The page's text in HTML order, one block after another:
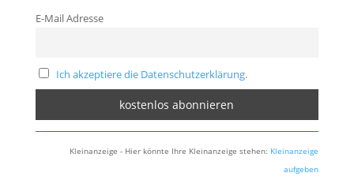
E-Mail Adresse
Ich akzeptiere die Datenschutzerklärung.
Kleinanzeige - Hier könnte Ihre Kleinanzeige stehen: Kleinanzeige
aufgeben